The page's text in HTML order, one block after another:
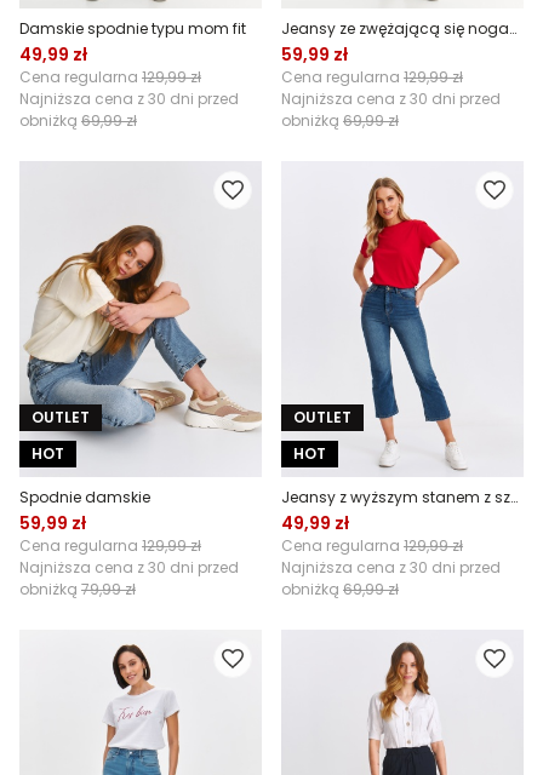
Damskie spodnie typu mom fit
49,99 zł
Cena regularna 129,99 zł
Najniższa cena z 30 dni przed
obniżką 69,99 zł
Jeansy ze zwężającą się nogawką
59,99 zł
Cena regularna 129,99 zł
Najniższa cena z 30 dni przed
obniżką 69,99 zł
OUTLET
HOT
Spodnie damskie
59,99 zł
Cena regularna 129,99 zł
Najniższa cena z 30 dni przed
obniżką 79,99 zł
OUTLET
HOT
Jeansy z wyższym stanem z szeroką nogawką
49,99 zł
Cena regularna 129,99 zł
Najniższa cena z 30 dni przed
obniżką 69,99 zł